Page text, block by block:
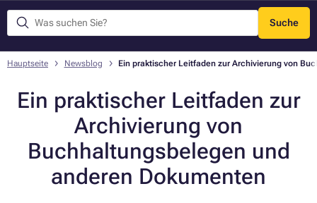
Suche
Menü
Hauptseite Newsblog Ein praktischer Leitfaden zur Archivierung von
Ein praktischer Leitfaden zur
Archivierung von
Buchhaltungsbelegen und
anderen Dokumenten